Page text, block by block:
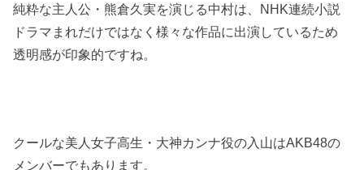
純粋な主人公・熊倉久実を演じる中村は、NHK連続小説
ドラマまれだけではなく様々な作品に出演しているため
透明感が印象的ですね。
クールな美人女子高生・大神カンナ役の入山はAKB48の
メンバーでもあります。